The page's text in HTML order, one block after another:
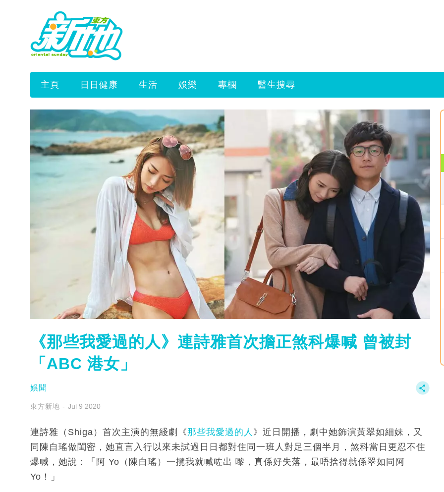
主頁 日日健康 生活 娛樂 專欄 醫生搜尋
《那些我愛過的人》連詩雅首次擔正煞科爆喊 曾被封
「ABC 港女」
娛聞
東方新地 Jul 9 2020
連詩雅（Shiga）首次主演的無綫劇《那些我愛過的人 》近日開播，劇中她飾演黃翠如細妹，又
同陳自瑤做閨密，她直言入行以來未試過日日都對住同一班人對足三個半月，煞科當日更忍不住
爆喊，她說：「阿 Yo（陳自瑤）一攬我就喊咗出 嚟，真係好失落，最唔捨得就係翠如同阿
Yo！」